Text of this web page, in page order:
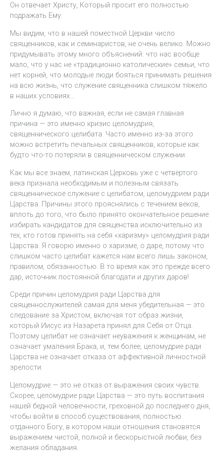
Он отвечает Христу, Который просит его полностью
подражать Ему.
Мы видим, что в нашей поместной Церкви число
священников, как и семинаристов, не очень велико. Можно
придумывать этому много объяснений: что нас вообще
мало, что у нас не «традиционно католические» семьи, что
нет корней, что молодые люди бояться принимать решения
на всю жизнь, что служение священника слишком тяжело
в наших условиях…
Лично я думаю, что важная, если не самая главная
причина — это именно кризис целомудрия,
священнического целибата. Часто именно из-за этого
можно встретить печальных священников, которые как
будто что-то потеряли в священническом служении.
Как мы все знаем, латинская Церковь уже с четвёртого
века признала необходимым и полезным связать
священническое служение с целибатом, целомудрием ради
Царства. Причины этого прояснялись с течением веков,
вплоть до того, что было принято окончательное решение
избирать кандидатов для священства исключительно из
тех, кто готов принять на себя «харизму» целомудрия ради
Царства. Я говорю именно о харизме, о даре, потому что
слишком часто целибат кажется нам всего лишь законом,
правилом, обязанностью. В то время как это прежде всего
дар, источник постоянной благодати и других даров!
Среди причин целомудрия ради Царства для
священнослужителей самая для меня убедительная — это
следование за Христом, включая тот образ жизни,
который Иисус из Назарета принял для Себя от Отца.
Поэтому целибат не означает неуважения к женщинам, не
означает умаления Брака, и, тем более, целомудрие ради
Царства не означает отказа от аффективной личностной
зрелости.
Целомудрие — это не отказ от выражения своих чувств.
Скорее, целомудрие ради Царства — это путь воспитания
нашей бедной человечности, греховной до последнего дня,
чтобы войти в способ существования, полностью
отданного Богу, в котором наши отношения становятся
выражением чистой, полной и бескорыстной любви, без
желания обладания.